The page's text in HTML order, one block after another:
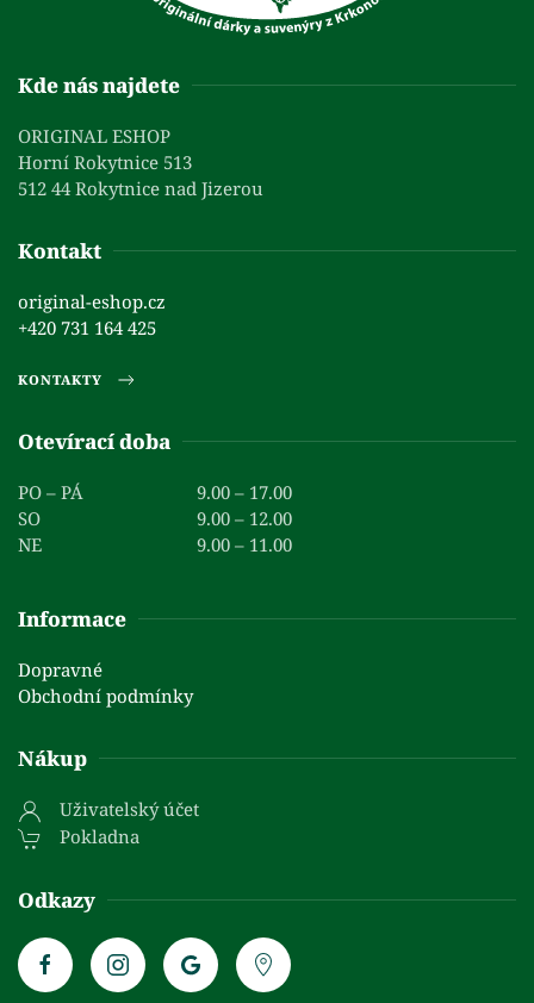
Kde nás najdete
ORIGINAL ESHOP
Horní Rokytnice 513
512 44 Rokytnice nad Jizerou
Kontakt
original-eshop.cz
+420 731 164 425
KONTAKTY
Otevírací doba
PO – PÁ
9.00 – 17.00
SO
9.00 – 12.00
NE
9.00 – 11.00
Informace
Dopravné
Obchodní podmínky
Nákup
Uživatelský účet
Pokladna
Odkazy